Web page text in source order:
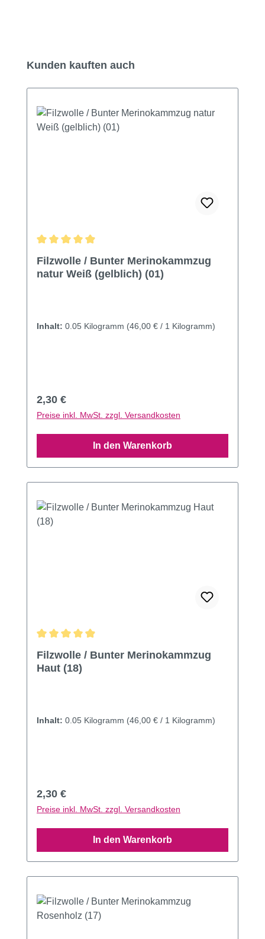
Produktgalerie überspringen
Kunden kauften auch
Filzwolle / Bunter Merinokammzug
natur Weiß (gelblich) (01)
Inhalt: 0.05 Kilogramm (46,00 € / 1 Kilogramm)
Regulärer Preis:
2,30 €
Preise inkl. MwSt. zzgl. Versandkosten
In den Warenkorb
Filzwolle / Bunter Merinokammzug
Haut (18)
Inhalt: 0.05 Kilogramm (46,00 € / 1 Kilogramm)
Regulärer Preis:
2,30 €
Preise inkl. MwSt. zzgl. Versandkosten
In den Warenkorb